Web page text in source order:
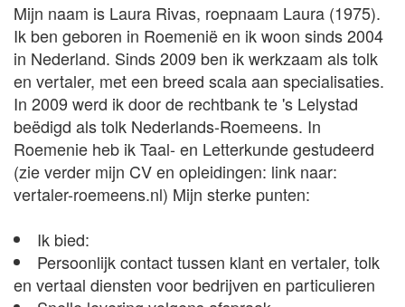
Mijn naam is Laura Rivas, roepnaam Laura (1975).
Ik ben geboren in Roemenië en ik woon sinds 2004
in Nederland. Sinds 2009 ben ik werkzaam als tolk
en vertaler, met een breed scala aan specialisaties.
In 2009 werd ik door de rechtbank te 's Lelystad
beëdigd als tolk Nederlands-Roemeens. In
Roemenie heb ik Taal- en Letterkunde gestudeerd
(zie verder mijn CV en opleidingen: link naar:
vertaler-roemeens.nl) Mijn sterke punten:
Ik bied:
Persoonlijk contact tussen klant en vertaler, tolk
en vertaal diensten voor bedrijven en particulieren